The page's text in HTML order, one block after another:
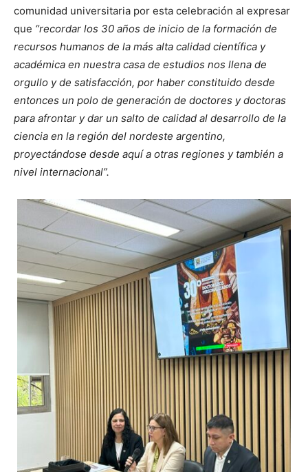
comunidad universitaria por esta celebración al expresar
que “recordar los 30 años de inicio de la formación de
recursos humanos de la más alta calidad científica y
académica en nuestra casa de estudios nos llena de
orgullo y de satisfacción, por haber constituido desde
entonces un polo de generación de doctores y doctoras
para afrontar y dar un salto de calidad al desarrollo de la
ciencia en la región del nordeste argentino,
proyectándose desde aquí a otras regiones y también a
nivel internacional”.